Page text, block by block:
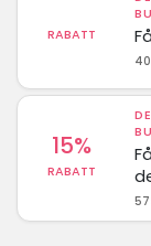
RABATT
15%
RABATT